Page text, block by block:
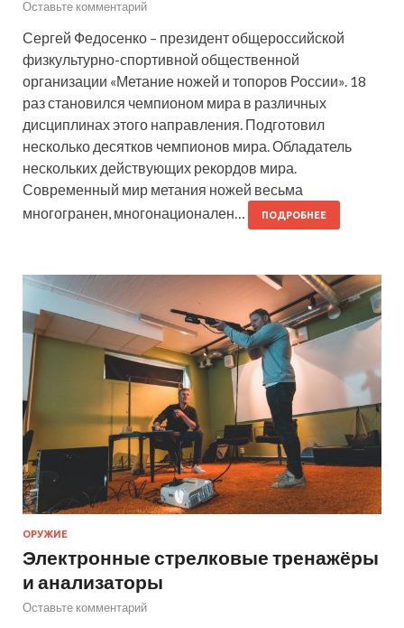
Оставьте комментарий
Сергей Федосенко – президент общероссийской
физкультурно-спортивной общественной
организации «Метание ножей и топоров России». 18
раз становился чемпионом мира в различных
дисциплинах этого направления. Подготовил
несколько десятков чемпионов мира. Обладатель
нескольких действующих рекордов мира.
Современный мир метания ножей весьма
многогранен, многонационален…
ПОДРОБНЕЕ
ОРУЖИЕ
Электронные стрелковые тренажёры
и анализаторы
Оставьте комментарий